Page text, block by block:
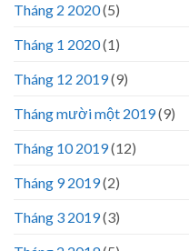
Tháng 2 2020(5)
Tháng 1 2020(1)
Tháng 12 2019(9)
Tháng mười một 2019(9)
Tháng 10 2019(12)
Tháng 9 2019(2)
Tháng 3 2019(3)